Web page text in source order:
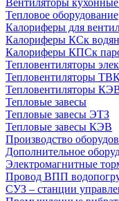
Вентиляторы
Тепловое оборудование
Калориферы для
Калориферы КСк
Калориферы КПСк
Тепловентиляторы
Тепловентиляторы
Тепловентиляторы
Тепловые завесы
Тепловые завесы ЭТЗ
Тепловые завесы КЭВ
Производство
Дополнительное
Электромагнитные
Провод ВПП
СУЗ – станции